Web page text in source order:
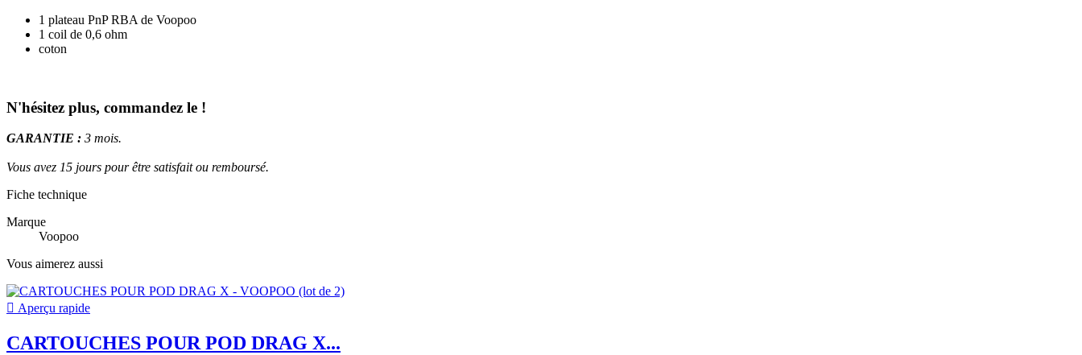
1 plateau PnP RBA de Voopoo
1 coil de 0,6 ohm
coton
N'hésitez plus, commandez le !
GARANTIE : 3 mois.
Vous avez 15 jours pour être satisfait ou remboursé.
Fiche technique
Marque
Voopoo
Vous aimerez aussi
 Aperçu rapide
CARTOUCHES POUR POD DRAG X...